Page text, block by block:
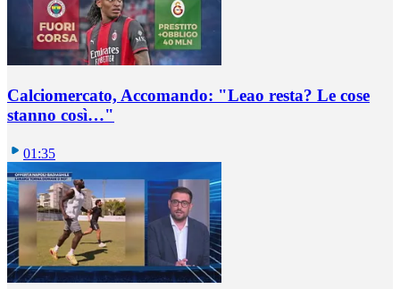
Calciomercato, Accomando: "Leao resta? Le cose
stanno così…"
01:35